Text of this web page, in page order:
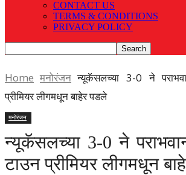
CONTACT US
TERMS & CONDITIONS
PRIVACY POLICY
Home मनोरंजन न्यूकॅसलच्या 3-0 ने
प्रीमियर लीगमधून बाहेर पडले
मनोरंजन
न्यूकॅसलच्या 3-0 ने
टाउन प्रीमियर लीगमधून